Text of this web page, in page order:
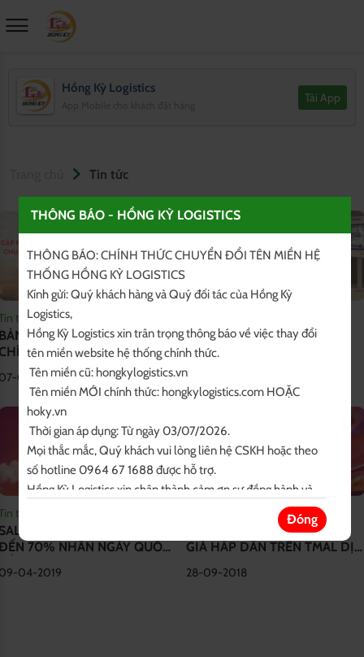
Hồng Kỳ Logistics
Tải App
Tin tức
tức
GIÁ VẬN CHUYỂN
NGẠCH TRUNG QUỐC-
NAM TẠI HỒNG KỲ
07-2025
Tìm nguồn hàng tận gốc tại
Trung Quốc
11-04-2019
tức
KHỦNG TRÊN TMAL LÊN
70% NHÂN NGÀY QUỐC
04-2019
SĂN MỸ PHẨM HÀNG HIỆU
GIÁ HẤP DẪN TRÊN TMAL DỊP
28-09-2018
THÔNG BÁO - HỒNG KỲ LOGISTICS
THÔNG BÁO: CHÍNH THỨC CHUYỂN ĐỔI TÊN MIỀN HỆ
THỐNG HỒNG KỲ LOGISTICS
Kính gửi: Quý khách hàng và Quý đối tác của Hồng Kỳ
Logistics,
Hồng Kỳ Logistics xin trân trọng thông báo về việc thay đổi
tên miền website hệ thống chính thức.
hoky.vn
Mọi thắc mắc, Quý khách vui lòng liên hệ CSKH hoặc theo
số hotline 0964 67 1688 được hỗ trợ.
Hồng Kỳ Logistics xin chân thành cảm ơn sự đồng hành và
BQT Hongkylogistics.com
Đóng